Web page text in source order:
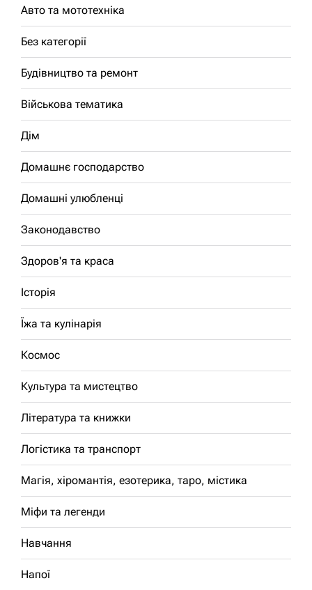
Авто та мототехніка
Без категорії
Будівництво та ремонт
Військова тематика
Дім
Домашнє господарство
Домашні улюбленці
Законодавство
Здоров'я та краса
Історія
Їжа та кулінарія
Космос
Культура та мистецтво
Література та книжки
Логістика та транспорт
Магія, хіромантія, езотерика, таро, містика
Міфи та легенди
Навчання
Напої